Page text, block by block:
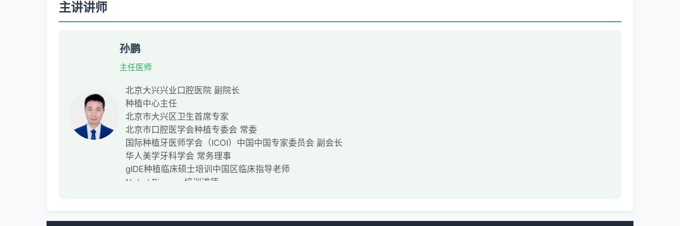
主讲讲师
孙鹏
主任医师
北京大兴兴业口腔医院 副院长
种植中心主任
北京市大兴区卫生首席专家
北京市口腔医学会种植专委会 常委
国际种植牙医师学会（ICOI）中国中国专家委员会 副会长
华人美学牙科学会 常务理事
gIDE种植临床硕士培训中国区临床指导老师
Nobel Biocare 培训讲师
第一作者核心期刊发表论文二十余篇